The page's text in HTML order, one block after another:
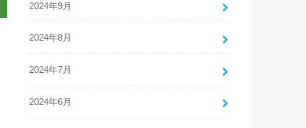
2024年9月
2024年8月
2024年7月
2024年6月